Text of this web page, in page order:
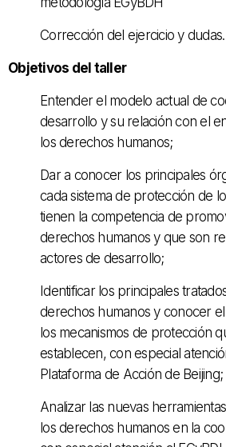
Corrección del ejercicio y dudas.
Objetivos del taller
Entender el modelo actual de
desarrollo y su relación con el
los derechos humanos;
Dar a conocer los principales
cada sistema de protección de
tienen la competencia de
derechos humanos y que son
actores de desarrollo;
Identificar los principales
derechos humanos y conocer
los mecanismos de protección
establecen, con especial
Plataforma de Acción de Beijing;
Analizar las nuevas
los derechos humanos en la